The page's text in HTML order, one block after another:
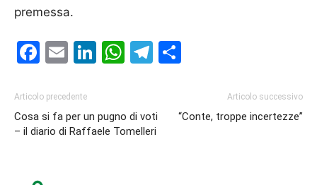
premessa.
Facebook
EmailLinkedIn
WhatsApp
Telegram
Articolo precedente
Cosa si fa per un pugno di voti
– il diario di Raffaele Tomelleri
Articolo successivo
“Conte, troppe incertezze”